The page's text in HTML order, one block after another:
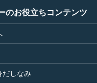
が希望する証明書を持参
、当社運営サービスに
、ストーカー行為、ク
不正利用その他問題の
とがないこと
のお役立ちコンテンツ
だしなみ